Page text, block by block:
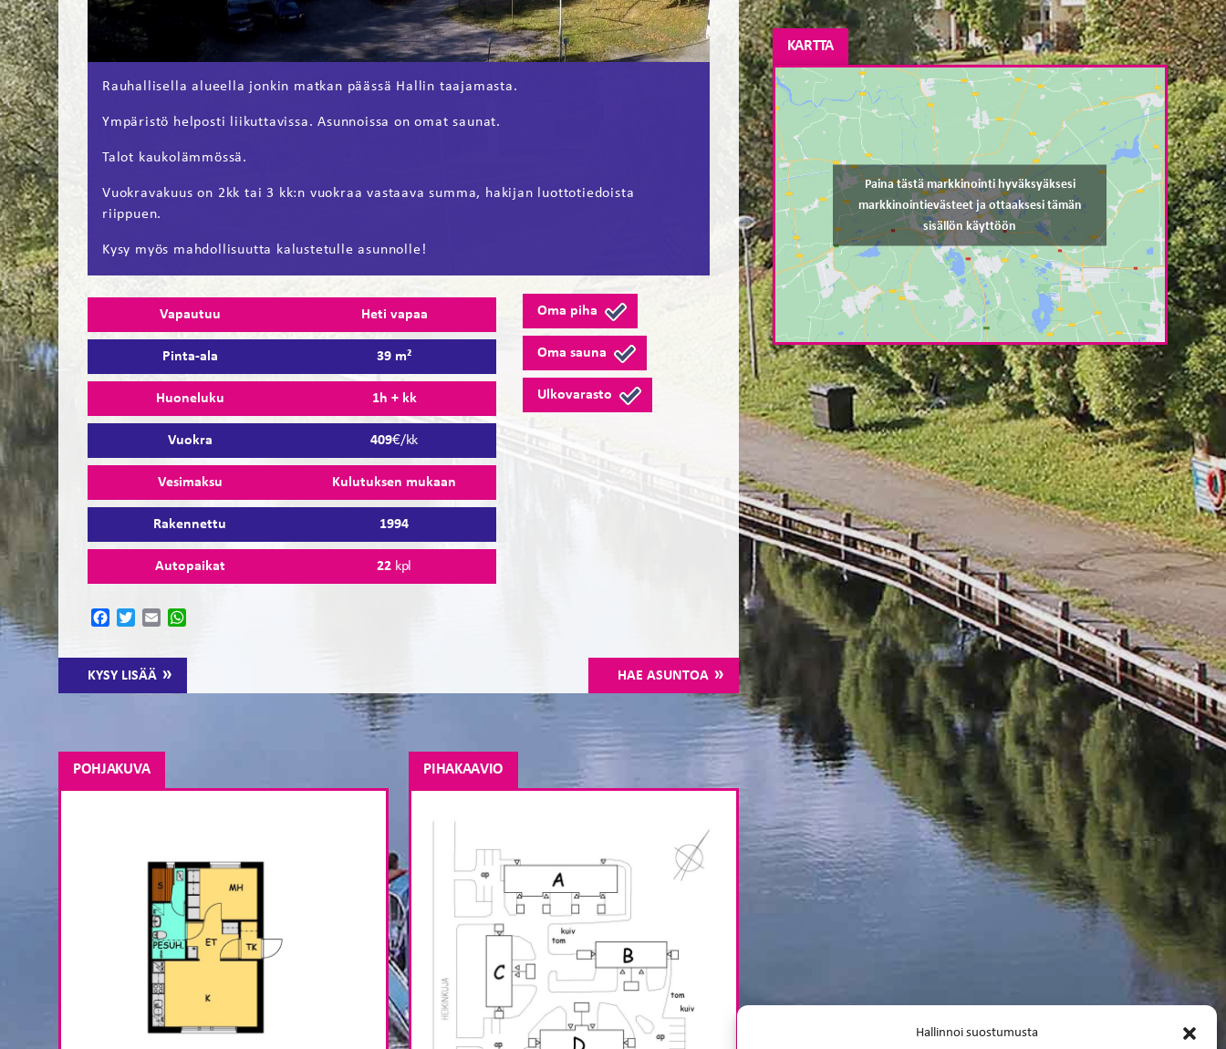
Hallinnoi suostumusta
Rauhallisella alueella jonkin matkan päässä Hallin taajamasta.
Ympäristö helposti liikuttavissa. Asunnoissa on omat saunat.
Talot kaukolämmössä.
Vuokravakuus on 2kk tai 3 kk:n vuokraa vastaava summa, hakijan luottotiedoista
riippuen.
Kysy myös mahdollisuutta kalustetulle asunnolle!
Vapautuu Heti vapaa
Pinta-ala 39 m²
Huoneluku 1h + kk
Vuokra 409€/kk
Vesimaksu Kulutuksen mukaan
Rakennettu 1994
Autopaikat 22kpl
Oma piha
Oma sauna
Ulkovarasto
KYSY LISÄÄ HAE ASUNTOA
FacebookTwitterEmail
POHJAKUVA PIHAKAAVIO
KARTTA
Paina tästä markkinointi hyväksyäksesi
markkinointievästeet ja ottaaksesi tämän
sisällön käyttöön